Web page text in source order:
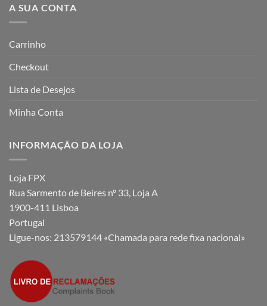
A SUA CONTA
Carrinho
Checkout
Lista de Desejos
Minha Conta
INFORMAÇÃO DA LOJA
Loja FPX
Rua Sarmento de Beires nº 33, Loja A
1900-411 Lisboa
Portugal
Ligue-nos: 213579144 «Chamada para rede fixa nacional»